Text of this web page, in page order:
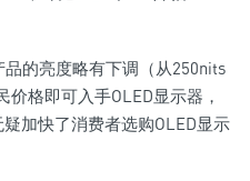
的亮度略有下调（从250nits
格即可入手OLED显示器，
加快了消费者选购OLED显示